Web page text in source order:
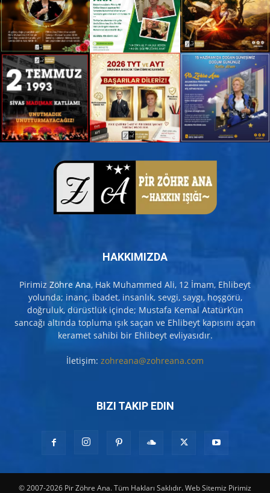
HAKKIMIZDA
Pirimiz Zöhre Ana, Hak Muhammed Ali, 12 İmam, Ehlibeyt
yolunda; inanç, ibadet, insanlık, sevgi, saygı, hoşgörü,
doğruluk, dürüstlük içinde; Mustafa Kemal Atatürk’ün
sancağı altında topluma ışık saçan ve Ehlibeyt kapısını açan
keramet sahibi bir Ehlibeyt evliyasıdır.
İletişim: zohreana@zohreana.com
BIZI TAKIP EDIN
© 2007-2026 Pir Zöhre Ana. Tüm Hakları Saklıdır. Web Sitemiz Pirimiz